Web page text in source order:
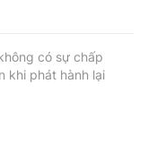
có sự chấp
khi phát hành lại